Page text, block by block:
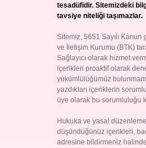
tesadüfidir. Sitemizdeki
tavsiye niteliği taşımazlar.
Sitemiz, 5651 Sayılı
ve İletişim Kurumu (BTK)
Sağlayıcı olarak hizmet
içerikleri proaktif olarak
yükümlülüğümüz
yazdıkları içeriklerin
üye olarak bu sorumluluğu
Hukuka ve yasal
düşündüğünüz içerikleri,
adresine bildirmeniz